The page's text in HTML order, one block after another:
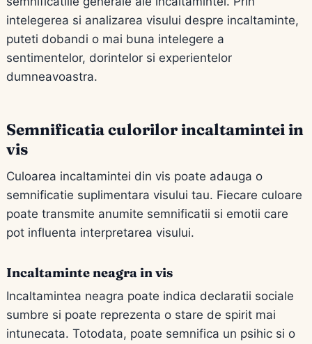
intelegerea si analizarea visului despre incaltaminte,
puteti dobandi o mai buna intelegere a
sentimentelor, dorintelor si experientelor
dumneavoastra.
Semnificatia culorilor incaltamintei in
vis
Culoarea incaltamintei din vis poate adauga o
semnificatie suplimentara visului tau. Fiecare culoare
poate transmite anumite semnificatii si emotii care
pot influenta interpretarea visului.
Incaltaminte neagra in vis
Incaltamintea neagra poate indica declaratii sociale
sumbre si poate reprezenta o stare de spirit mai
intunecata. Totodata, poate semnifica un psihic si o